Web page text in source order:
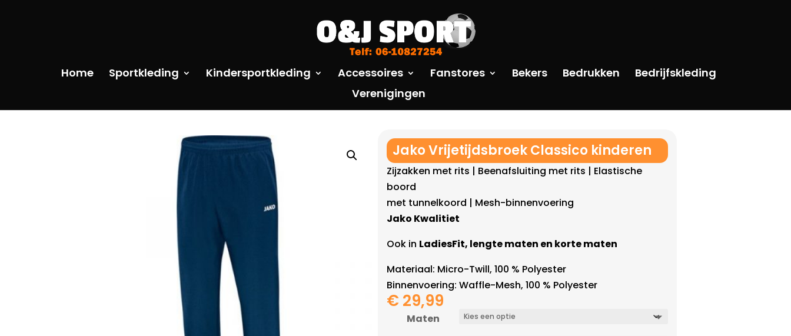
Home Sportkleding Kindersportkleding Accessoires Fanstores Bekers Bedrukken
Bedrijfskleding
Verenigingen
Jako Vrijetijdsbroek Classico kinderen
Zijzakken met rits | Beenafsluiting met rits | Elastische
boord
met tunnelkoord | Mesh-binnenvoering
Jako Kwalitiet
Ook in LadiesFit, lengte maten en korte maten
Materiaal: Micro-Twill, 100 % Polyester
Binnenvoering: Waffle-Mesh, 100 % Polyester
€ 29,99
Maten